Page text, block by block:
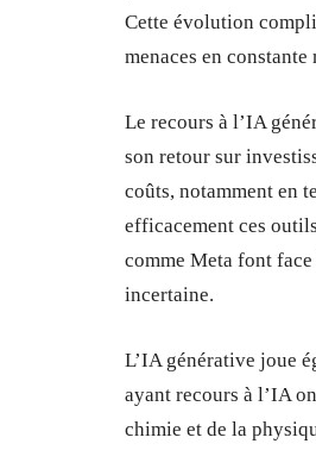
Cette évolution
menaces en constante
Le recours à l’IA
son retour sur
coûts, notamment en
efficacement ces
comme Meta font
incertaine.
L’IA générative joue
ayant recours à l’IA
chimie et de la